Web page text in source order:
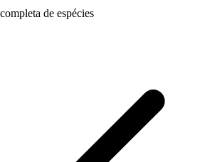
de espécies